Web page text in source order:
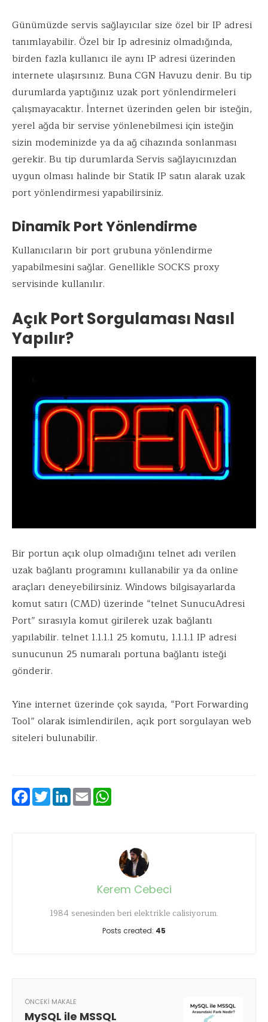
Günümüzde servis sağlayıcılar size özel bir IP adresi
tanımlayabilir. Özel bir Ip adresiniz olmadığında,
birden fazla kullanıcı ile aynı IP adresi üzerinden
internete ulaşırsınız. Buna CGN Havuzu denir. Bu tip
durumlarda yaptığınız uzak port yönlendirmeleri
çalışmayacaktır. İnternet üzerinden gelen bir isteğin,
yerel ağda bir servise yönlenebilmesi için isteğin
sizin modeminizde ya da ağ cihazında sonlanması
gerekir. Bu tip durumlarda Servis sağlayıcınızdan
uygun olması halinde bir Statik IP satın alarak uzak
port yönlendirmesi yapabilirsiniz.
Dinamik Port Yönlendirme
Kullanıcıların bir port grubuna yönlendirme
yapabilmesini sağlar. Genellikle SOCKS proxy
servisinde kullanılır.
Açık Port Sorgulaması Nasıl
Yapılır?
Bir portun açık olup olmadığını telnet adı verilen
uzak bağlantı programını kullanabilir ya da online
araçları deneyebilirsiniz. Windows bilgisayarlarda
komut satırı (CMD) üzerinde “telnet SunucuAdresi
Port” sırasıyla komut girilerek uzak bağlantı
yapılabilir. telnet 1.1.1.1 25 komutu, 1.1.1.1 IP adresi
sunucunun 25 numaralı portuna bağlantı isteği
gönderir.
Yine internet üzerinde çok sayıda, “Port Forwarding
Tool” olarak isimlendirilen, açık port sorgulayan web
siteleri bulunabilir.
Facebook
Twitter
LinkedIn
Email
Kerem Cebeci
1984 senesinden beri elektrikle calisiyorum.
Posts created: 45
ÖNCEKI MAKALE
MySQL ile MSSQL